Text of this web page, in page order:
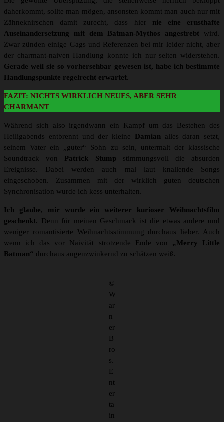
daherkommt, sollte man mögen, ansonsten kommt man auch nur mit
Zähneknirschen damit zurecht, dass hier nie eine ernsthafte
Auseinandersetzung mit dem Batman-Mythos angestrebt wird.
Zwar zünden einige Gags und Referenzen bei mir leider nicht, aber
der charmant-naiven Handlung konnte ich nur selten widerstehen.
Gerade weil sie so vorhersehbar gewesen ist, habe ich bestimmte
Handlungspunkte regelrecht erwartet.
FAZIT: NICHTS WIRKLICH NEUES, ABER SEHR
CHARMANT
Während sich also irgendwann ein Kampf um das Bestehen des
Heiligabends entbrennt und der kleine Damianalles daran setzt,
seinem Vater ein „guter“ Sohn zu sein, untermalt der klassische
Soundtrack von Patrick Stumpstimmungsvoll die absurden
Ereignisse. Dabei werden auch mal laut knallende Songs
eingeschoben. Zusammen mit der wirklich guten deutschen
Synchronisation wurde ich kess unterhalten.
Ich glaube, mir wurde ein weiterer kurioser Weihnachtsfilm
geschenkt. Denn für meinen Geschmack ist die etwas andere und
weniger romantisierte Weihnachtsstimmung durchaus lieber. Auch
wenn ich das vor Naivität strotzende Ende von „Merry Little
Batman“ durchaus augenzwinkernd zu schätzen weiß.
©
W
ar
n
er
B
ro
s.
E
nt
er
ta
in